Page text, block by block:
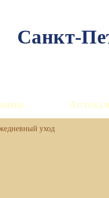
Санкт-
Аптекам
уход